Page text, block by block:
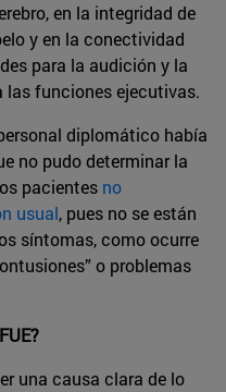
en la integridad de
y en la conectividad
para la audición y la
las funciones ejecutivas.
diplomático había
no pudo determinar la
pacientes no
usual, pues no se están
síntomas, como ocurre
o problemas
una causa clara de lo